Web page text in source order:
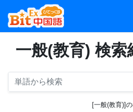
一般(教育) 検索
[一般(教育)]